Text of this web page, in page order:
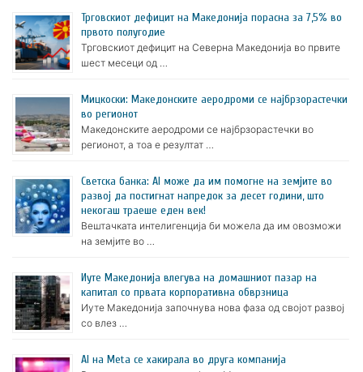
Трговскиот дефицит на Македонија порасна за 7,5% во
првото полугодие
Трговскиот дефицит на Северна Македонија во првите
шест месеци од …
Мицкоски: Македонските аеродроми се најбрзорастечки
во регионот
Македонските аеродроми се најбрзорастечки во
регионот, а тоа е резултат …
Светска банка: AI може да им помогне на земјите во
развој да постигнат напредок за десет години, што
некогаш траеше еден век!
Вештачката интелигенција би можела да им овозможи
на земјите во …
Иуте Македонија влегува на домашниот пазар на
капитал со првата корпоративна обврзница
Иуте Македонија започнува нова фаза од својот развој
со влез …
AI на Meta се хакирала во друга компанија